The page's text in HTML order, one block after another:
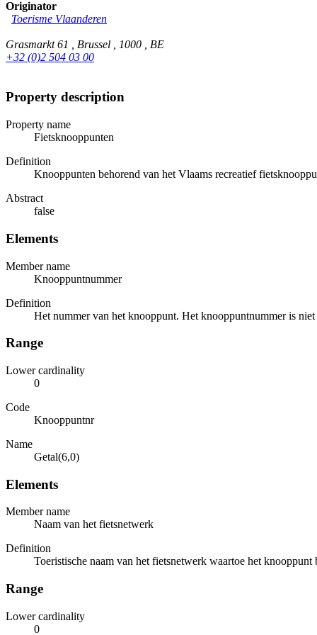
Originator
Toerisme Vlaanderen
Grasmarkt 61 , Brussel , 1000 , BE
+32 (0)2 504 03 00
Property description
Property name
Fietsknooppunten
Definition
Knooppunten behorend van het Vlaams recreatief
Abstract
false
Elements
Member name
Knooppuntnummer
Definition
Het nummer van het knooppunt. Het knooppuntnummer is
Range
Lower cardinality
0
Code
Knooppuntnr
Name
Getal(6,0)
Elements
Member name
Naam van het fietsnetwerk
Definition
Toeristische naam van het fietsnetwerk waartoe het knooppunt
Range
Lower cardinality
0